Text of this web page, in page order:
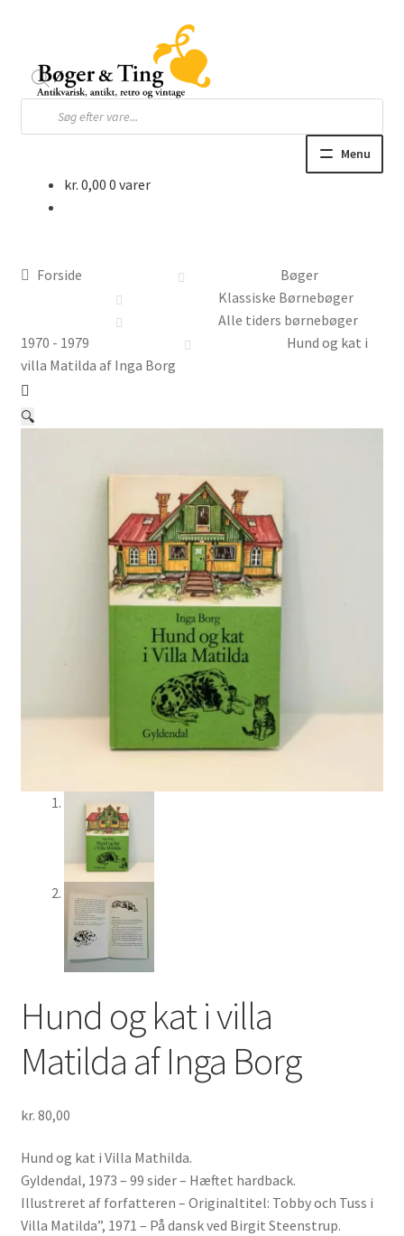
navigation
indhold
Products
search
Menu
Børnebøger
Ting
kr. 0,00 0 varer
Forside
Bøger
Klassiske Børnebøger
Alle tiders børnebøger
1970 - 1979
Hund og kat i
villa Matilda af Inga Borg
🔍
Hund og kat i villa
Matilda af Inga Borg
kr. 80,00
Hund og kat i Villa Mathilda.
Gyldendal, 1973 – 99 sider – Hæftet hardback.
Illustreret af forfatteren – Originaltitel: Tobby och Tuss i
Villa Matilda”, 1971 – På dansk ved Birgit Steenstrup.